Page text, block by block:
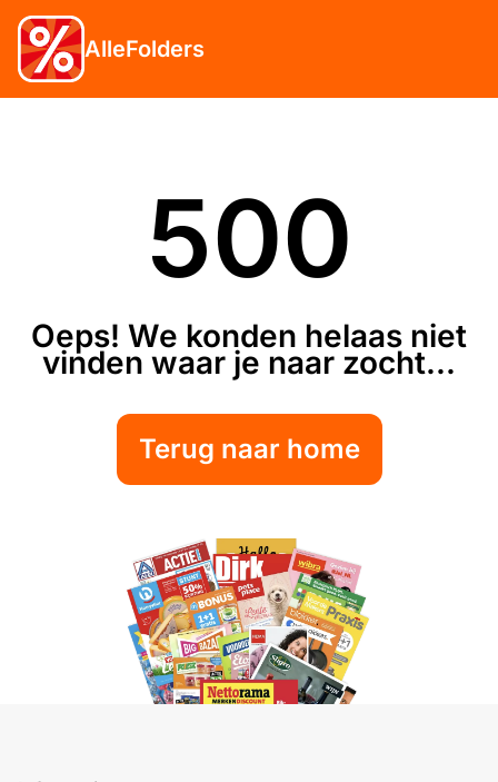
AlleFolders
500
Oeps! We konden helaas niet
vinden waar je naar zocht...
Terug naar home